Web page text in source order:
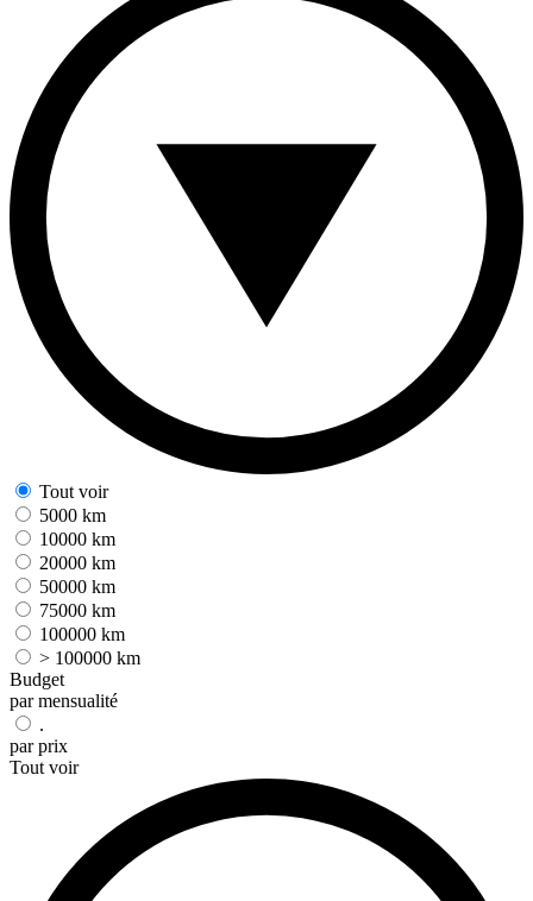
Tout voir
5000 km
10000 km
20000 km
50000 km
75000 km
100000 km
> 100000 km
Budget
par mensualité
.
par prix
Tout voir